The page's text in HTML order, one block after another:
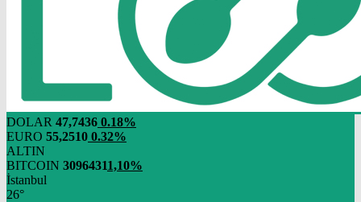
DOLAR 47,7436 0.18%
EURO 55,2510 0.32%
ALTIN
BITCOIN 30964311,10%
İstanbul
26°